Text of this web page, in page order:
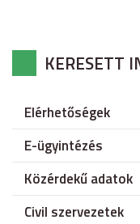
KERESETT
Elérhetőségek
E-ügyintézés
Közérdekű adatok
Civil szervezetek